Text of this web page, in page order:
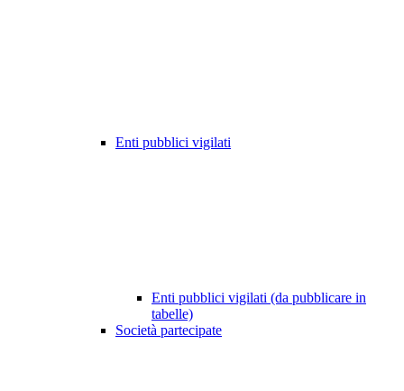
Enti pubblici vigilati
Enti pubblici vigilati (da pubblicare in
tabelle)
Società partecipate